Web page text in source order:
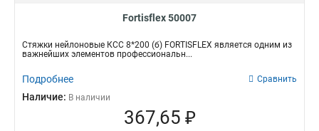
Fortisflex 50007
Стяжки нейлоновые КСС 8*200 (б) FORTISFLEX является одним из
важнейших элементов профессиональн...
Подробнее Сравнить
Наличие: В наличии
367,65 ₽